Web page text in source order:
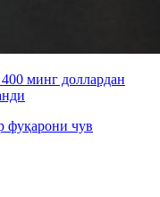
минг доллардан
фуқарони чув